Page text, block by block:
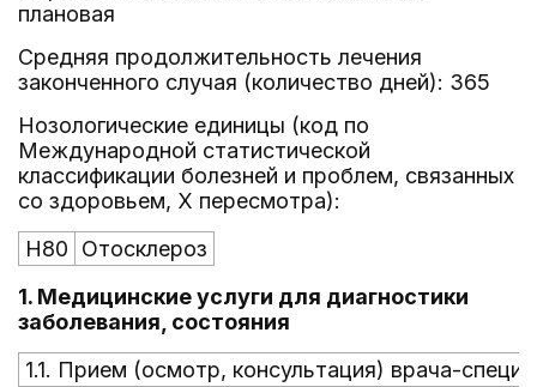
плановая
Средняя продолжительность лечения
законченного случая (количество дней): 365
Нозологические единицы (код по
Международной статистической
классификации болезней и проблем, связанных
со здоровьем, X пересмотра):
H80
Отосклероз
1. Медицинские услуги для диагностики
заболевания, состояния
1.1. Прием (осмотр, консультация) врача-